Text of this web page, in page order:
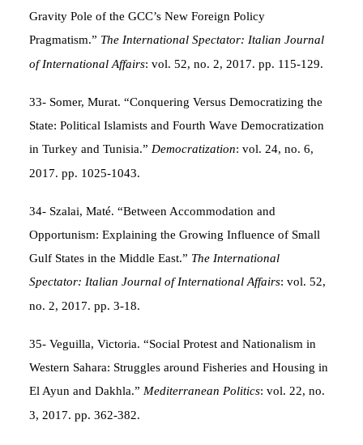
Gravity Pole of the GCC’s New Foreign Policy
Pragmatism.” The International Spectator: Italian Journal
of International Affairs: vol. 52, no. 2, 2017. pp. 115-129.
33- Somer, Murat. “Conquering Versus Democratizing the
State: Political Islamists and Fourth Wave Democratization
in Turkey and Tunisia.” Democratization: vol. 24, no. 6,
2017. pp. 1025-1043.
34- Szalai, Maté. “Between Accommodation and
Opportunism: Explaining the Growing Influence of Small
Gulf States in the Middle East.” The International
Spectator: Italian Journal of International Affairs: vol. 52,
no. 2, 2017. pp. 3-18.
35- Veguilla, Victoria. “Social Protest and Nationalism in
Western Sahara: Struggles around Fisheries and Housing in
El Ayun and Dakhla.” Mediterranean Politics: vol. 22, no.
3, 2017. pp. 362-382.